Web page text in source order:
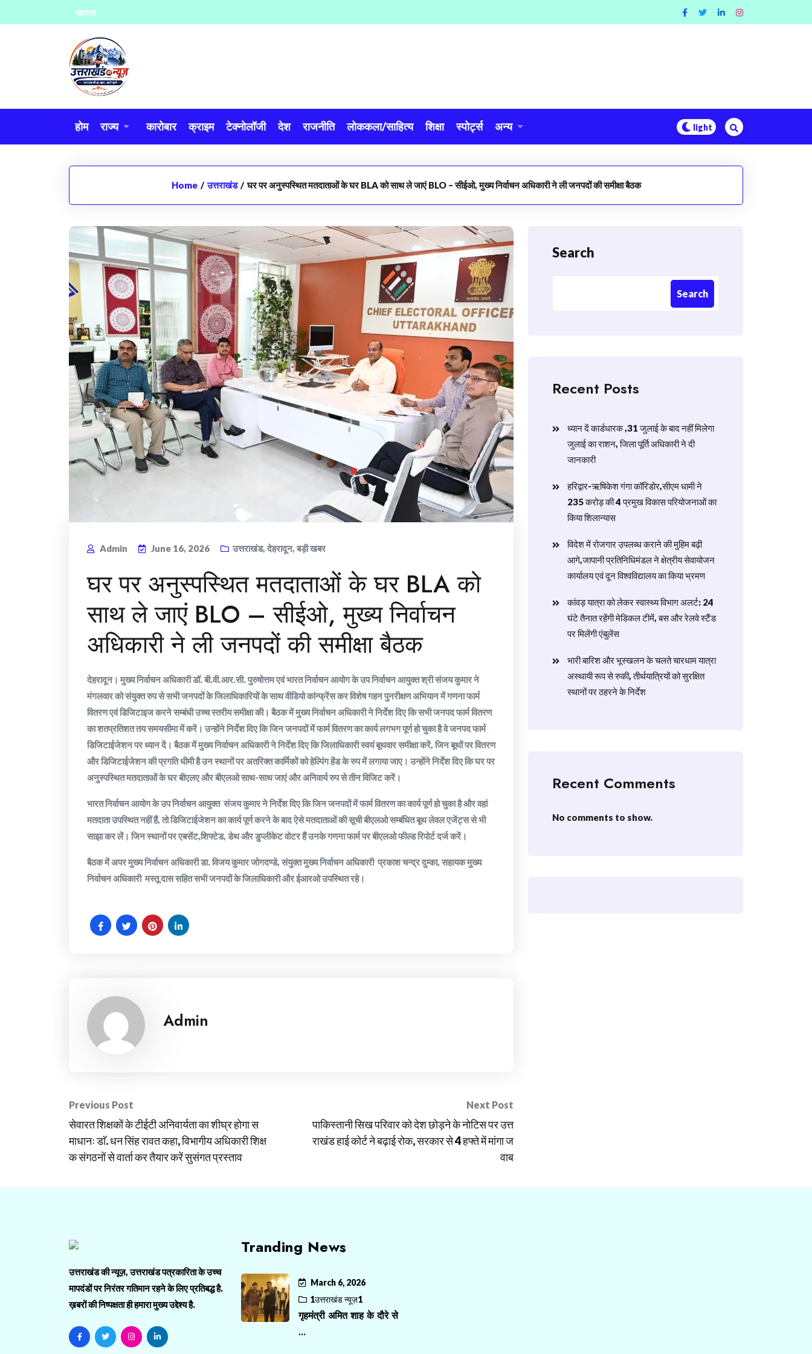
to
गढ़वाल
होम राज्य कारोबार क्राइम टेक्नोलॉजी देश राजनीति लोककला/साहित्य शिक्षा स्पोर्ट्स अन्य
Home / उत्तराखंड / घर पर अनुस्पस्थित मतदाताओं के घर BLA को साथ ले जाएं BLO – सीईओ, मुख्य निर्वाचन अधिकारी ने ली जनपदों की समीक्षा बैठक
Admin June 16, 2026 उत्तराखंड, देहरादून, बड़ी खबर
घर पर अनुस्पस्थित मतदाताओं के घर BLA को
साथ ले जाएं BLO – सीईओ, मुख्य निर्वाचन
अधिकारी ने ली जनपदों की समीक्षा बैठक
देहरादून। मुख्य निर्वाचन अधिकारी डॉ. बी.वी.आर.सी. पुरुषोत्तम एवं भारत निर्वाचन आयोग के उप निर्वाचन आयुक्त श्री संजय कुमार ने
मंगलवार को संयुक्त रुप से सभी जनपदों के जिलाधिकारियों के साथ वीडियो कांन्फ्रेंस कर विशेष गहन पुनरीक्षण अभियान में गणना फार्म
वितरण एवं डिजिटाइज करने सम्बंधी उच्च स्तरीय समीक्षा की। बैठक में मुख्य निर्वाचन अधिकारी ने निर्देश दिए कि सभी जनपद फार्म वितरण
का शतप्रतिशत तय समयसीमा में करें। उन्होंने निर्देश दिए कि जिन जनपदों में फार्म वितरण का कार्य लगभग पूर्ण हो चुका है वे जनपद फार्म
डिजिटाईजेशन पर ध्यान दें। बैठक में मुख्य निर्वाचन अधिकारी ने निर्देश दिए कि जिलाधिकारी स्वयं बूथवार समीक्षा करें, जिन बूथों पर वितरण
और डिजिटाईजेशन की प्रगति धीमी है उन स्थानों पर अतरिक्त कार्मिकों को हेल्पिंग हेंड के रुप में लगाया जाए। उन्होंने निर्देश दिए कि घर पर
अनुस्पस्थित मतदाताओं के घर बीएलए और बीएलओ साथ-साथ जाएं और अनिवार्य रुप से तीन विजिट करें।
भारत निर्वाचन आयोग के उप निर्वाचन आयुक्त संजय कुमार ने निर्देश दिए कि जिन जनपदों में फार्म वितरण का कार्य पूर्ण हो चुका है और वहां
मतदाता उपस्थित नहीं हैं, तो डिजिटाईजेशन का कार्य पूर्ण करने के बाद ऐसे मतदाताओं की सूची बीएलओ सम्बंधित बूथ लेवल एजेंट्स से भी
साझा कर लें। जिन स्थानों पर एबसेंट,शिफ्टेड, डेथ और डुप्लीकेट वोटर हैं उनके गणना फार्म पर बीएलओ फील्ड रिपोर्ट दर्ज करें।
बैठक में अपर मुख्य निर्वाचन अधिकारी डा. विजय कुमार जोगदण्डे, संयुक्त मुख्य निर्वाचन अधिकारी प्रकाश चन्द्र दुम्का, सहायक मुख्य
निर्वाचन अधिकारी मस्तू दास सहित सभी जनपदों के जिलाधिकारी और ईआरओ उपस्थित रहे।
Admin
Post
navigation
Previous Post
सेवारत शिक्षकों के टीईटी अनिवार्यता का शीघ्र होगा स
माधानः डाॅ. धन सिंह रावत कहा, विभागीय अधिकारी शिक्ष
क संगठनों से वार्ता कर तैयार करें सुसंगत प्रस्ताव
Next Post
​पाकिस्तानी सिख परिवार को देश छोड़ने के नोटिस पर उत्त
राखंड हाई कोर्ट ने बढ़ाई रोक, सरकार से 4 हफ्ते में मांगा ज
वाब
Search
Search
Recent Posts
ध्यान दें कार्डधारक ,31 जुलाई के बाद नहीं मिलेगा
जुलाई का राशन, जिला पूर्ति अधिकारी ने दी
जानकारी
हरिद्वार-ऋषिकेश गंगा कॉरिडोर,सीएम धामी ने
235 करोड़ की 4 प्रमुख विकास परियोजनाओं का
किया शिलान्यास
विदेश में रोजगार उपलब्ध कराने की मुहिम बढ़ी
आगे,जापानी प्रतिनिधिमंडल ने क्षेत्रीय सेवायोजन
कार्यालय एवं दून विश्वविद्यालय का किया भ्रमण
​कांवड़ यात्रा को लेकर स्वास्थ्य विभाग अलर्ट: 24
घंटे तैनात रहेंगी मेडिकल टीमें, बस और रेलवे स्टैंड
पर मिलेंगी एंबुलेंस
​भारी बारिश और भूस्खलन के चलते चारधाम यात्रा
अस्थायी रूप से रुकी, तीर्थयात्रियों को सुरक्षित
स्थानों पर ठहरने के निर्देश
Recent Comments
No comments to show.
उत्तराखंड की न्यूज़, उत्तराखंड पत्रकारिता के उच्च
मापदंडों पर निरंतर गतिमान रहने के लिए प्रतिबद्ध है.
ख़बरों की निष्पक्षता ही हमारा मुख्य उद्देश्य है.
Tranding News
March 6, 2026
1उत्तराखंड न्यूज़1
गृहमंत्री अमित शाह के दौरे से
...